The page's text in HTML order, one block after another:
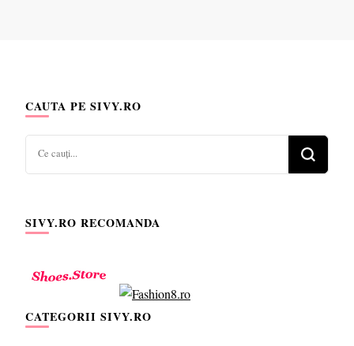
CAUTA PE SIVY.RO
SIVY.RO RECOMANDA
CATEGORII SIVY.RO